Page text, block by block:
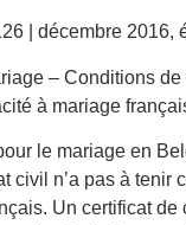
| décembre 2016,
– Conditions
à mariage
le mariage en
civil n’a pas à
Un certificat